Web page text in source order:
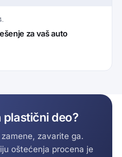
za vaš auto
plastični deo?
zavarite ga.
oštećenja procena je